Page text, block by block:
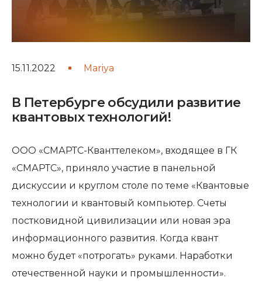
15.11.2022 Mariya
В Петербурге обсудили развитие
квантовых технологий!
ООО «СМАРТС-Кванттелеком», входящее в ГК
«СМАРТС», приняло участие в панельной
дискуссии и круглом столе по теме «Квантовые
технологии и квантовый компьютер. Счеты
постковидной цивилизации или новая эра
информационного развития. Когда квант
можно будет «потрогать» руками. Наработки
отечественной науки и промышленности».